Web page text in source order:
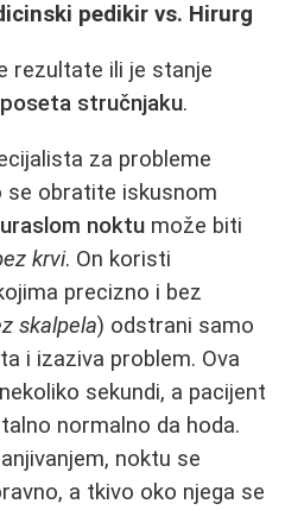
pedikir vs. Hirurg
rezultate ili je stanje
stručnjaku.
za probleme
se obratite iskusnom
uraslom noktu može biti
krvi. On koristi
precizno i bez
skalpela) odstrani samo
i izaziva problem. Ova
sekundi, a pacijent
normalno da hoda.
noktu se
a tkivo oko njega se